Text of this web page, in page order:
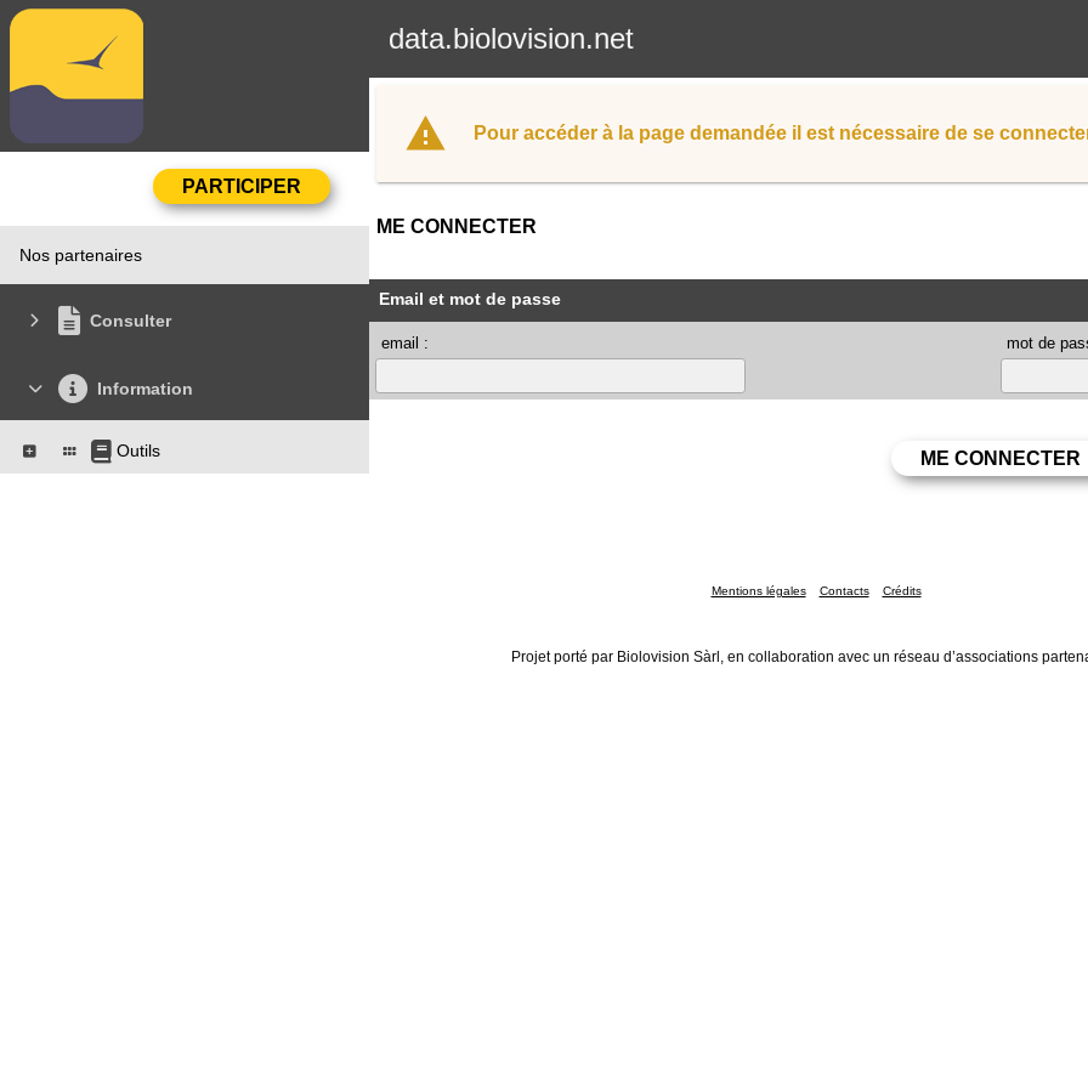
data.biolovision.net
Nos partenaires
Consulter
Information
Outils
Pour accéder à la page demandée il est nécessaire de se
ME CONNECTER
Email et mot de passe
email : mot de
Mentions légales Contacts Crédits
Projet porté par Biolovision Sàrl, en collaboration avec un réseau d’associations